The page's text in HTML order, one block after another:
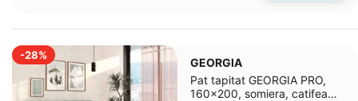
-28%
GEORGIA
Pat tapitat GEORGIA PRO,
160x200, somiera, catifea